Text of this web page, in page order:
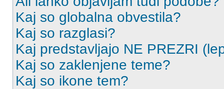
Kaj so globalna obvestila?
Kaj so razglasi?
Kaj predstavljajo NE PREZRI
Kaj so zaklenjene teme?
Kaj so ikone tem?